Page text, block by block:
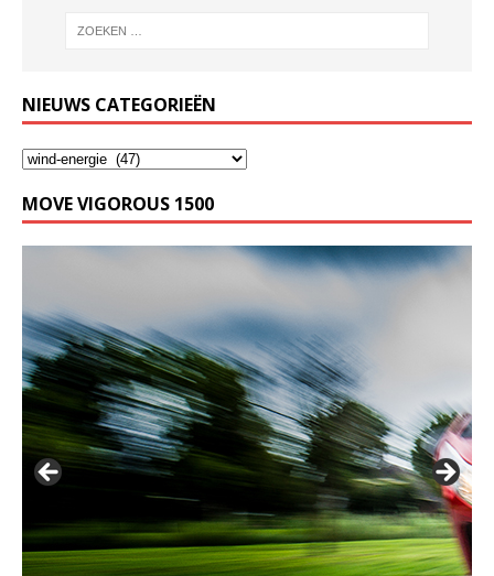
NIEUWS CATEGORIEËN
MOVE VIGOROUS 1500